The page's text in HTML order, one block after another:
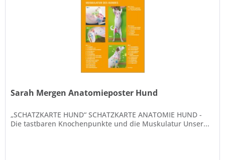
Sarah Mergen Anatomieposter Hund
„SCHATZKARTE HUND“ SCHATZKARTE ANATOMIE HUND -
Die tastbaren Knochenpunkte und die Muskulatur Unser...